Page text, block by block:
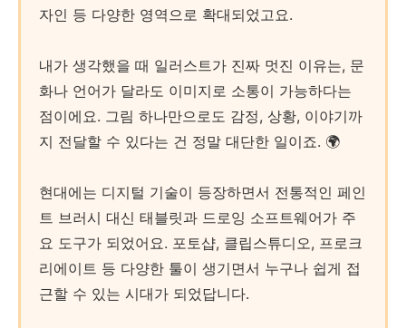
자인 등 다양한 영역으로 확대되었고요.
내가 생각했을 때 일러스트가 진짜 멋진 이유는, 문
화나 언어가 달라도 이미지로 소통이 가능하다는
점이에요. 그림 하나만으로도 감정, 상황, 이야기까
지 전달할 수 있다는 건 정말 대단한 일이죠. 🌍
현대에는 디지털 기술이 등장하면서 전통적인 페인
트 브러시 대신 태블릿과 드로잉 소프트웨어가 주
요 도구가 되었어요. 포토샵, 클립스튜디오, 프로크
리에이트 등 다양한 툴이 생기면서 누구나 쉽게 접
근할 수 있는 시대가 되었답니다.